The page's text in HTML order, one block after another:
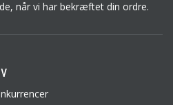
når vi har bekræftet din ordre.